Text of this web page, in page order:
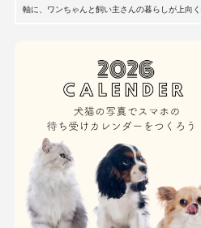
軸に、ワンちゃんと飼い主さんの暮らしが上向く